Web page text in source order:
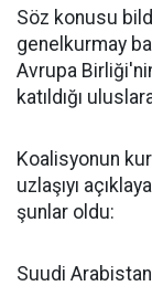
Söz konusu
genelkurmay
Avrupa
katıldığı
Koalisyonun
uzlaşıyı
şunlar oldu:
Suudi Arabistan